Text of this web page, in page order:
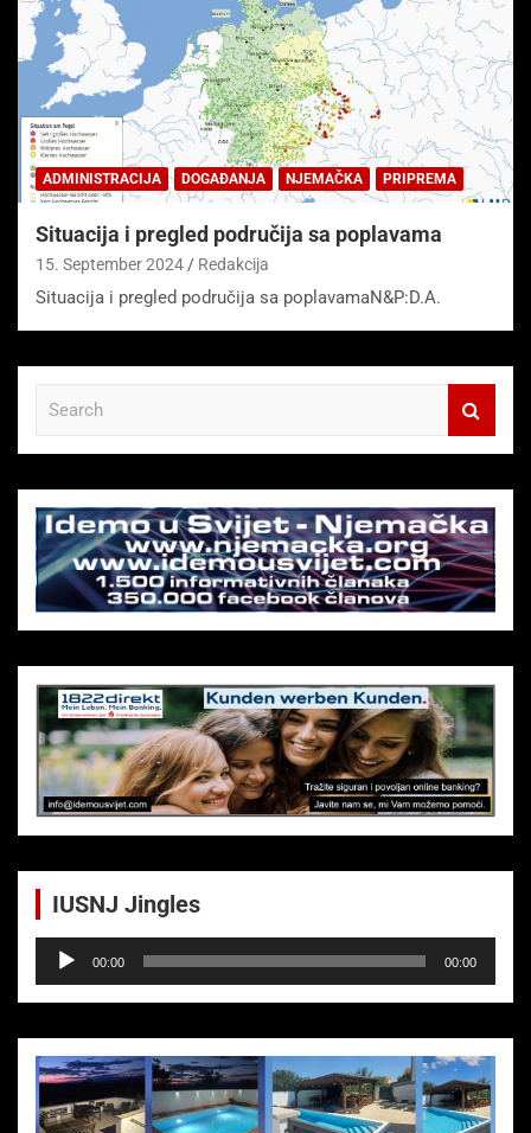
ADMINISTRACIJA DOGAĐANJA NJEMAČKA PRIPREMA
Situacija i pregled područija sa poplavama
15. September 2024 Redakcija
Situacija i pregled područija sa poplavamaN&P:D.A.
c
h
IUSNJ Jingles
Audio-
Player
00:00 00:00